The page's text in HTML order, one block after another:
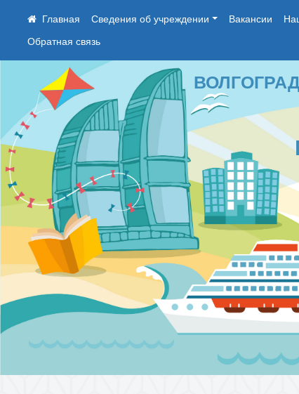
Сведения об учреждении Вакансии
Обратная связь